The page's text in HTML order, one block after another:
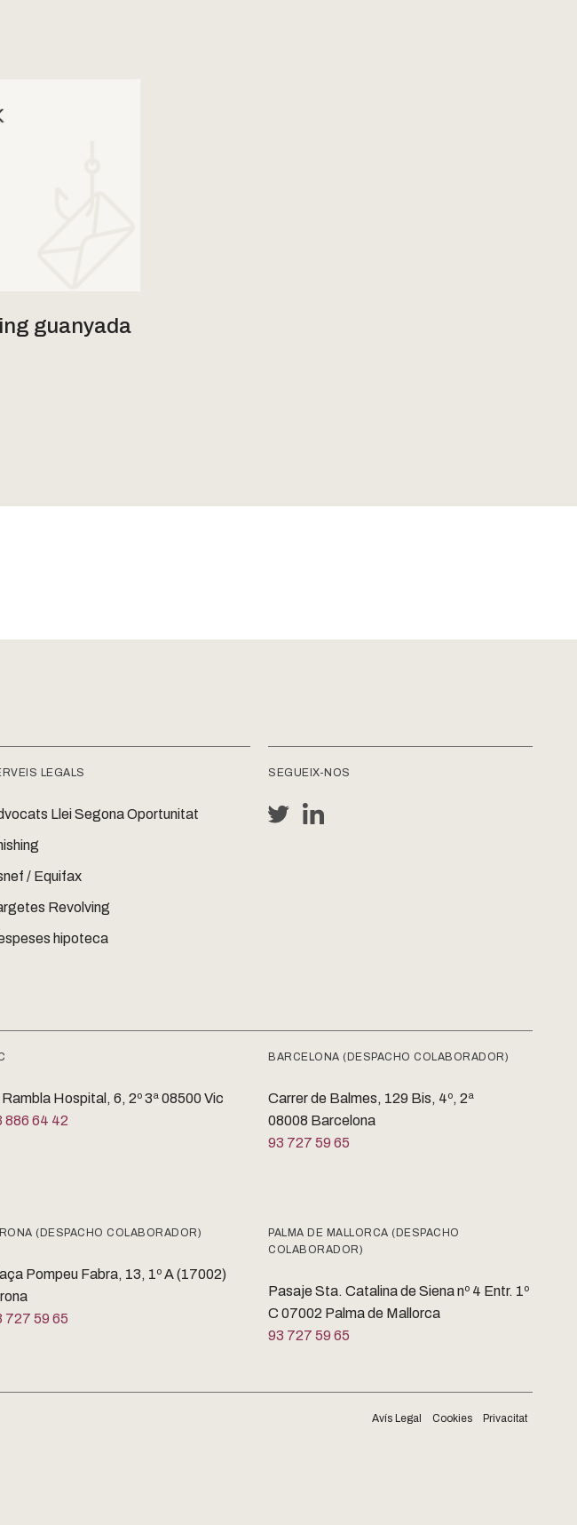
guanyada
LEGALS
Llei Segona Oportunitat
/ Equifax
Revolving
hipoteca
SEGUEIX-NOS
Hospital, 6, 2º 3ª 08500 Vic
886 64 42
BARCELONA (DESPACHO COLABORADOR)
Carrer de Balmes, 129 Bis, 4º, 2ª
08008 Barcelona
93 727 59 65
(DESPACHO COLABORADOR)
Pompeu Fabra, 13, 1º A (17002)
727 59 65
PALMA DE MALLORCA (DESPACHO
COLABORADOR)
Pasaje Sta. Catalina de Siena nº 4 Entr. 1º
C 07002 Palma de Mallorca
93 727 59 65
Avís Legal Cookies Privacitat